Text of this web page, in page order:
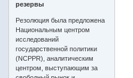
резервы
Резолюция была предложена
Национальным центром
исследований
государственной политики
(NCPPR), аналитическим
центром, выступающим за